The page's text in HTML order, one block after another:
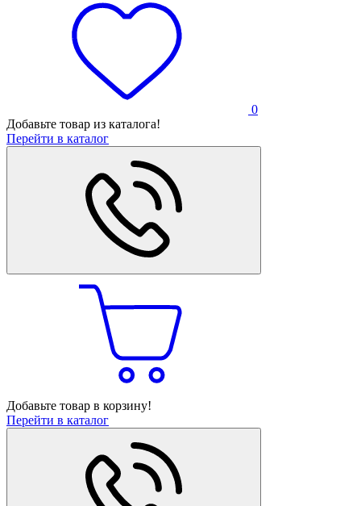
0
Добавьте товар из каталога!
Перейти в каталог
Добавьте товар в корзину!
Перейти в каталог